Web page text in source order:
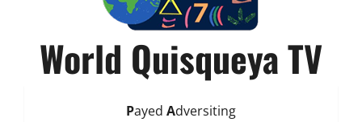
World Quisqueya TV
Payed Adversiting